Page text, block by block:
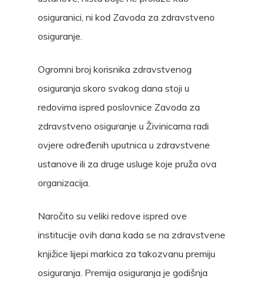
osiguranici, ni kod Zavoda za zdravstveno
osiguranje.
Ogromni broj korisnika zdravstvenog
osiguranja skoro svakog dana stoji u
redovima ispred poslovnice Zavoda za
zdravstveno osiguranje u Živinicama radi
ovjere određenih uputnica u zdravstvene
ustanove ili za druge usluge koje pruža ova
organizacija.
Naročito su veliki redove ispred ove
institucije ovih dana kada se na zdravstvene
knjižice lijepi markica za takozvanu premiju
osiguranja. Premija osiguranja je godišnja